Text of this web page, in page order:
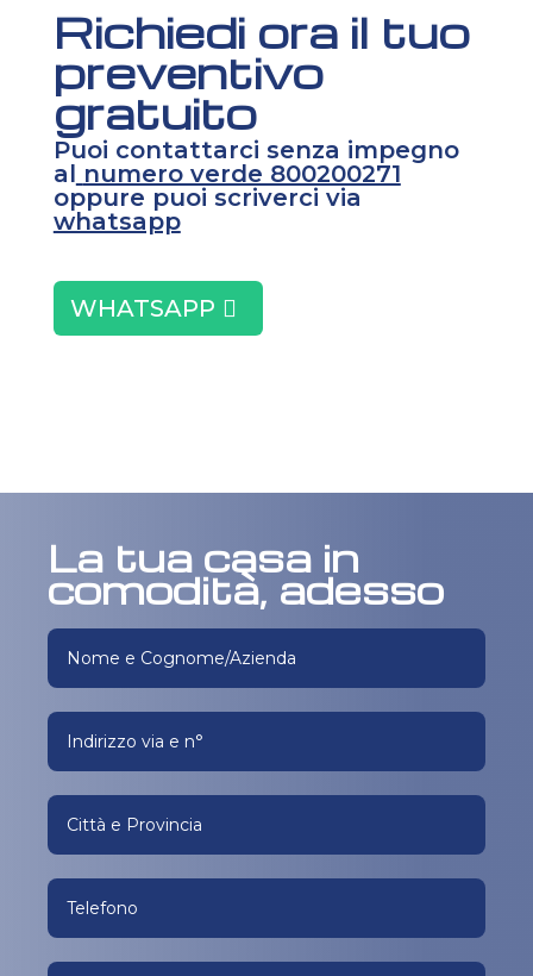
Richiedi ora il tuo
preventivo
gratuito
Puoi contattarci senza impegno
al numero verde 800200271
oppure puoi scriverci via
whatsapp
WHATSAPP
La tua casa in
comodità, adesso